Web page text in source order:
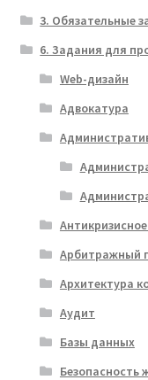
3. Обязательные
6. Задания для
Web-дизайн
Адвокатура
Арбитражный
Архитектура
Аудит
Базы данных
Безопасность